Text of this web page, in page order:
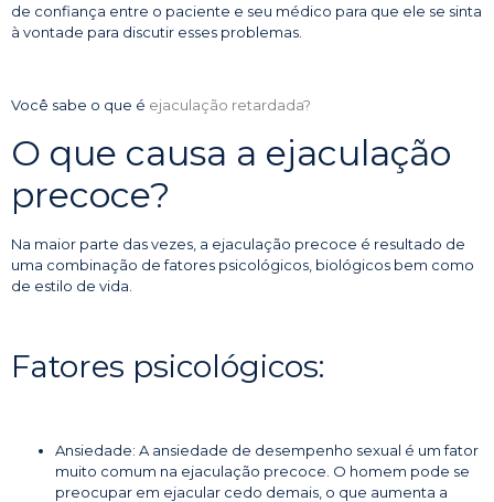
de confiança entre o paciente e seu médico para que ele se sinta
à vontade para discutir esses problemas.
Você sabe o que é ejaculação retardada?
O que causa a ejaculação
precoce?
Na maior parte das vezes, a ejaculação precoce é resultado de
uma combinação de fatores psicológicos, biológicos bem como
de estilo de vida.
Fatores psicológicos:
Ansiedade: A ansiedade de desempenho sexual é um fator
muito comum na ejaculação precoce. O homem pode se
preocupar em ejacular cedo demais, o que aumenta a